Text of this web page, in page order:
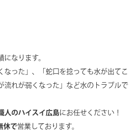
になります。
なった」、「蛇口を捻っても水が出てこ
流れが弱くなった」など水のトラブルで
人のハイスイ広島にお任せください！
休で営業しております。